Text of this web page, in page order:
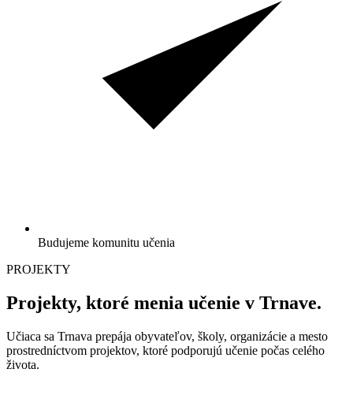
Budujeme komunitu učenia
PROJEKTY
Projekty, ktoré menia učenie v Trnave.
Učiaca sa Trnava prepája obyvateľov, školy, organizácie a mesto
prostredníctvom projektov, ktoré podporujú učenie počas celého
života.